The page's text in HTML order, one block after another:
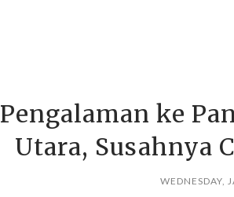
Pengalaman ke
Utara, Susahnya
WEDNESDAY,